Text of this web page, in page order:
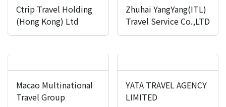
Ctrip Travel Holding
(Hong Kong) Ltd
Zhuhai YangYang(ITL)
Travel Service Co.,LTD
Macao Multinational
Travel Group
YATA TRAVEL AGENCY
LIMITED